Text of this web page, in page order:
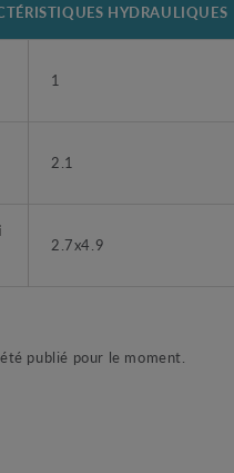
HYDRAULIQUES
1
2.1
2.7x4.9
publié pour le moment.